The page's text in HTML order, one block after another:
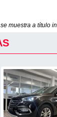
muestra a título